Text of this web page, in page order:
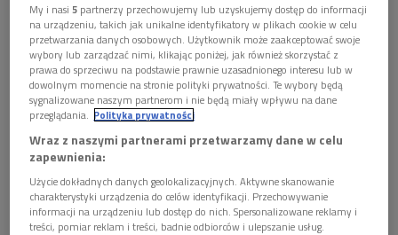
John Cage, Stefan Śledziński, Bolesław Szabelski podczas przyjęcia w
Filharmonii Narodowej zamykającego Warszawską Jesień, 1964 roku
Andrzej Zborski, zbiory Związku Kompozytorów Polskich
Warszawska Jesień jest jednym z najstarszych europejskich
festiwali.Powoli zbliża się do 70. urodzin. W audycji "Duety w
Dwójce" przyglądaliśmy się jej obecnemu obliczu, ale też
przypominaliśmy jej historię.
POSŁUCHAJ
My i nasi5 partnerzy przechowujemy lub uzyskujemy dostęp do informacji
na urządzeniu, takich jak unikalne identyfikatory w plikach cookie w celu
przetwarzania danych osobowych. Użytkownik może zaakceptować swoje
wybory lub zarządzać nimi, klikając poniżej, jak również skorzystać z
prawa do sprzeciwu na podstawie prawnie uzasadnionego interesu lub w
dowolnym momencie na stronie polityki prywatności. Te wybory będą
sygnalizowane naszym partnerom i nie będą miały wpływu na dane
przeglądania. Polityka prywatności
Wraz z naszymi partnerami przetwarzamy dane w celu
zapewnienia:
Użycie dokładnych danych geolokalizacyjnych. Aktywne skanowanie
charakterystyki urządzenia do celów identyfikacji. Przechowywanie
informacji na urządzeniu lub dostęp do nich. Spersonalizowane reklamy i
treści, pomiar reklam i treści, badnie odbiorców i ulepszanie usług.